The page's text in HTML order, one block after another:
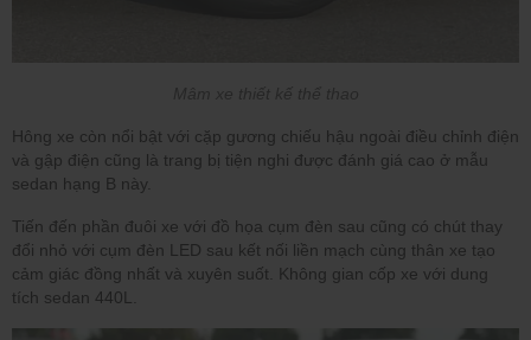
Hông xe còn nổi bật với cặp gương chiếu hậu ngoài điều chỉnh điện
và gập điện cũng là trang bị tiện nghi được đánh giá cao ở mẫu
sedan hạng B này.
Tiến đến phần đuôi xe với đồ họa cụm đèn sau cũng có chút thay
đổi nhỏ với cụm đèn LED sau kết nối liền mạch cùng thân xe tạo
cảm giác đồng nhất và xuyên suốt. Không gian cốp xe với dung
tích sedan 440L.